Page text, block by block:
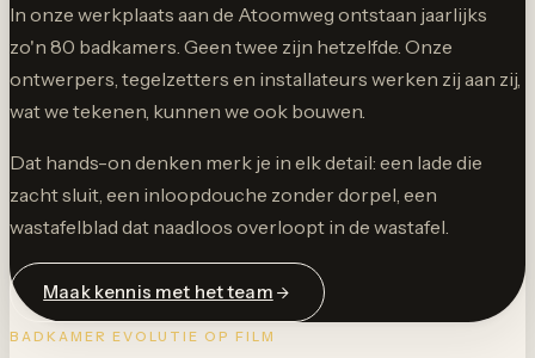
In onze werkplaats aan de Atoomweg ontstaan jaarlijks
zo'n 80 badkamers. Geen twee zijn hetzelfde. Onze
ontwerpers, tegelzetters en installateurs werken zij aan zij,
wat we tekenen, kunnen we ook bouwen.
Dat hands-on denken merk je in elk detail: een lade die
zacht sluit, een inloopdouche zonder dorpel, een
wastafelblad dat naadloos overloopt in de wastafel.
Maak kennis met het team
BADKAMER EVOLUTIE OP FILM